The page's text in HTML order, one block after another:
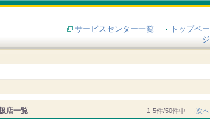
サービスセンター一覧
トップペー
ジ
店一覧 1-5件/50件中 →次へ